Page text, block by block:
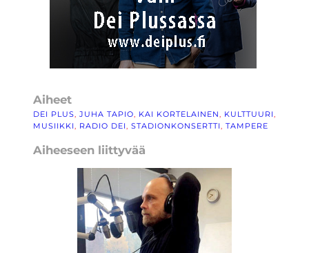
Aiheet
DEI PLUS, JUHA TAPIO, KAI KORTELAINEN, KULTTUURI
MUSIIKKI, RADIO DEI, STADIONKONSERTTI, TAMPERE
Aiheeseen liittyvää